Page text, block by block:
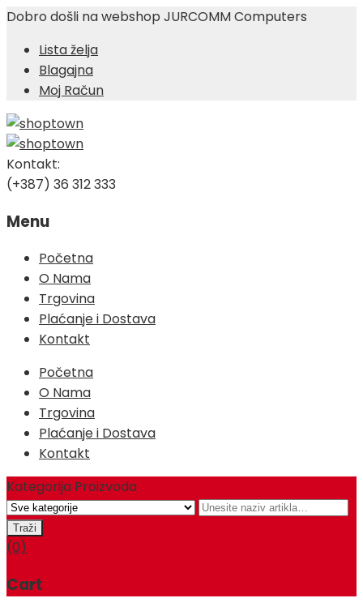
Dobro došli na webshop JURCOMM Computers
Lista želja
Blagajna
Moj Račun
Kontakt:
(+387) 36 312 333
Menu
Skip
content
Početna
O Nama
Trgovina
Plaćanje i Dostava
Kontakt
Početna
O Nama
Trgovina
Plaćanje i Dostava
Kontakt
Kategorija Proizvoda
(0)
Cart